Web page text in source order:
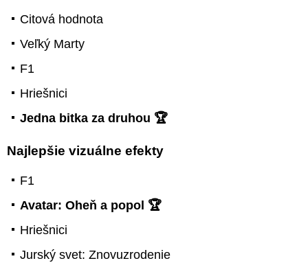
Citová hodnota
Veľký Marty
F1
Hriešnici
Jedna bitka za druhou 🏆
Najlepšie vizuálne efekty
F1
Avatar: Oheň a popol 🏆
Hriešnici
Jurský svet: Znovuzrodenie